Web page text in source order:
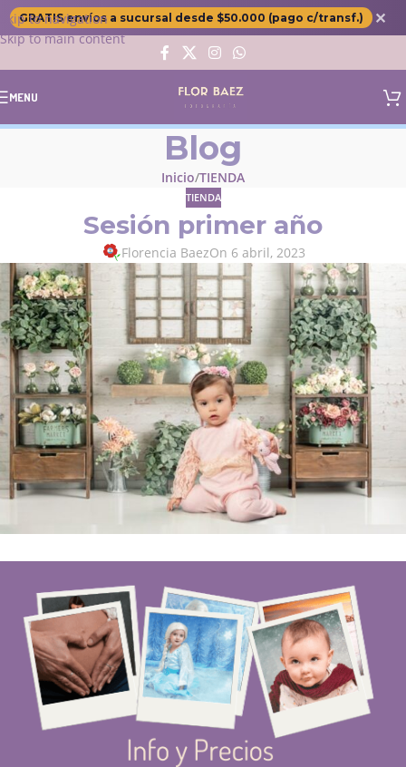
Skip to navigation
Skip to main content
GRATIS envíos a sucursal desde $50.000 (pago c/transf.) ✕
MENU
Blog
Inicio TIENDA
TIENDA
Sesión primer año
Florencia BaezOn 6 abril, 2023